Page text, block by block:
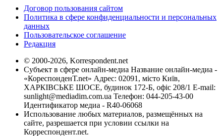
Договор пользования сайтом
Политика в сфере конфиденциальности и персональных
данных
Пользовательское соглашение
Редакция
© 2000-2026, Korrespondent.net
Субъект в сфере онлайн-медиа Название онлайн-медиа -
«КореспонденТ.net» Адрес: 02091, місто Київ,
ХАРКІВСЬКЕ ШОСЕ, будинок 172-Б, офіс 208/1 E-mail:
sunlight@mediadim.com.ua Телефон: 044-205-43-00
Идентификатор медиа - R40-06068
Использование любых материалов, размещённых на
сайте, разрешается при условии ссылки на
Корреспондент.net.